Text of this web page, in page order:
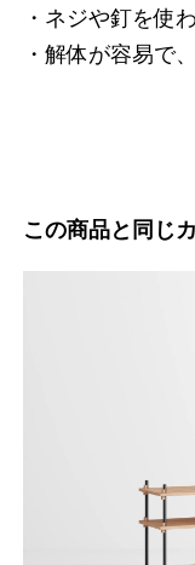
・ネジや釘を使
・解体が容易で
この商品と同じ